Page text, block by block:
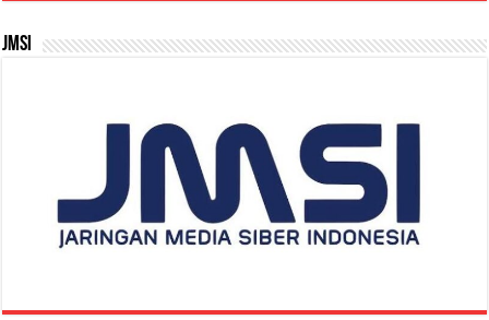
JMSI